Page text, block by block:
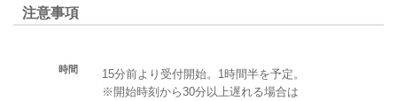
注意事項
時間
15分前より受付開始。1時間半を予定。
※開始時刻から30分以上遅れる場合は